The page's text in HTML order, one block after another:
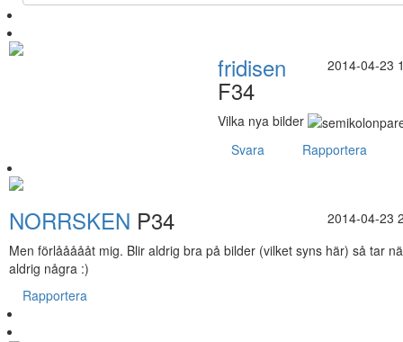
2014-04-23
fridisen
F34
Vilka nya bilder
Svara
Rapportera
2014-04-23
NORRSKEN P34
Men förlåååååt mig. Blir aldrig bra på bilder (vilket syns här) så tar
aldrig några :)
Rapportera